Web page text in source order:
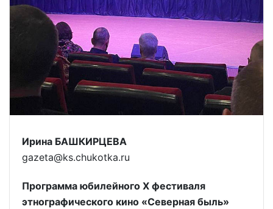
Ирина БАШКИРЦЕВА
gazeta@ks.chukotka.ru
Программа юбилейного X фестиваля
этнографического кино «Северная быль»